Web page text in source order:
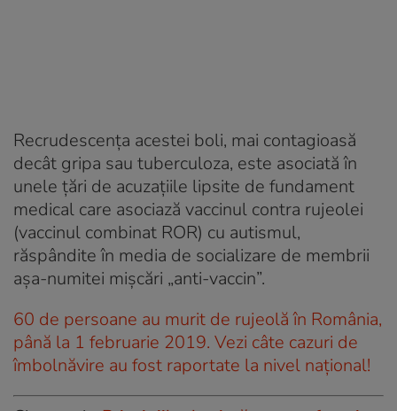
Recrudescenţa acestei boli, mai contagioasă
decât gripa sau tuberculoza, este asociată în
unele ţări de acuzaţiile lipsite de fundament
medical care asociază vaccinul contra rujeolei
(vaccinul combinat ROR) cu autismul,
răspândite în media de socializare de membrii
aşa-numitei mişcări „anti-vaccin”.
60 de persoane au murit de rujeolă în România,
până la 1 februarie 2019. Vezi câte cazuri de
îmbolnăvire au fost raportate la nivel național!